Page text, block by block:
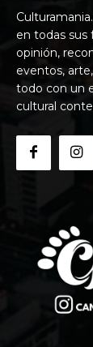
en todas sus
opinión,
eventos,
todo con un
cultural